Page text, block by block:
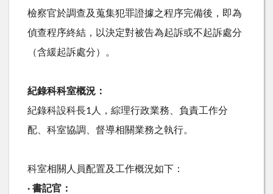
檢察官於調查及蒐集犯罪證據之程序完備後，即為
偵查程序終結，以決定對被告為起訴或不起訴處分
（含緩起訴處分）。
紀錄科科室概況：
紀錄科設科長1人，綜理行政業務、負責工作分
配、科室協調、督導相關業務之執行。
科室相關人員配置及工作概況如下：
· 書記官：